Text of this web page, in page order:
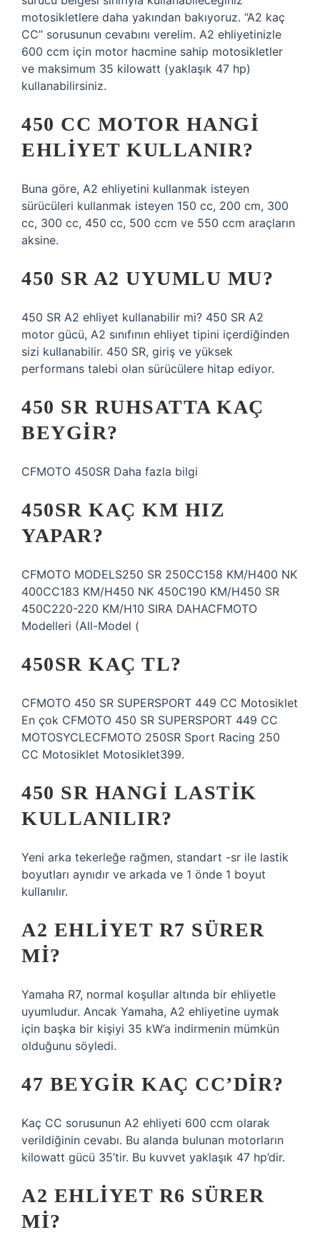
motosikletlere daha yakından bakıyoruz. “A2 kaç
CC” sorusunun cevabını verelim. A2 ehliyetinizle
600 ccm için motor hacmine sahip motosikletler
ve maksimum 35 kilowatt (yaklaşık 47 hp)
kullanabilirsiniz.
450 CC MOTOR HANGI
EHLIYET KULLANIR?
Buna göre, A2 ehliyetini kullanmak isteyen
sürücüleri kullanmak isteyen 150 cc, 200 cm, 300
cc, 300 cc, 450 cc, 500 ccm ve 550 ccm araçların
aksine.
450 SR A2 UYUMLU MU?
450 SR A2 ehliyet kullanabilir mi? 450 SR A2
motor gücü, A2 sınıfının ehliyet tipini içerdiğinden
sizi kullanabilir. 450 SR, giriş ve yüksek
performans talebi olan sürücülere hitap ediyor.
450 SR RUHSATTA KAÇ
BEYGIR?
CFMOTO 450SR Daha fazla bilgi
450SR KAÇ KM HIZ
YAPAR?
CFMOTO MODELS250 SR 250CC158 KM/H400 NK
400CC183 KM/H450 NK 450C190 KM/H450 SR
450C220-220 KM/H10 SIRA DAHACFMOTO
Modelleri (All-Model (
450SR KAÇ TL?
CFMOTO 450 SR SUPERSPORT 449 CC Motosiklet
En çok CFMOTO 450 SR SUPERSPORT 449 CC
MOTOSYCLECFMOTO 250SR Sport Racing 250
CC Motosiklet Motosiklet399.
450 SR HANGI LASTIK
KULLANILIR?
Yeni arka tekerleğe rağmen, standart -sr ile lastik
boyutları aynıdır ve arkada ve 1 önde 1 boyut
kullanılır.
A2 EHLIYET R7 SÜRER
MI?
Yamaha R7, normal koşullar altında bir ehliyetle
uyumludur. Ancak Yamaha, A2 ehliyetine uymak
için başka bir kişiyi 35 kW’a indirmenin mümkün
olduğunu söyledi.
47 BEYGIR KAÇ CC’DIR?
Kaç CC sorusunun A2 ehliyeti 600 ccm olarak
verildiğinin cevabı. Bu alanda bulunan motorların
kilowatt gücü 35’tir. Bu kuvvet yaklaşık 47 hp’dir.
A2 EHLIYET R6 SÜRER
MI?